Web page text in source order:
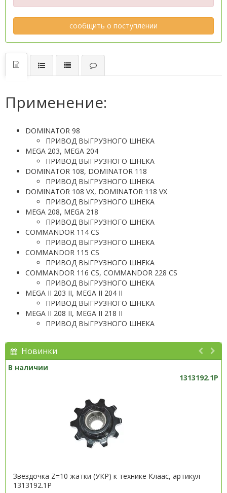
сообщить о поступлении
Применение:
DOMINATOR 98
ПРИВОД ВЫГРУЗНОГО ШНЕКА
MEGA 203, MEGA 204
ПРИВОД ВЫГРУЗНОГО ШНЕКА
DOMINATOR 108, DOMINATOR 118
ПРИВОД ВЫГРУЗНОГО ШНЕКА
DOMINATOR 108 VX, DOMINATOR 118 VX
ПРИВОД ВЫГРУЗНОГО ШНЕКА
MEGA 208, MEGA 218
ПРИВОД ВЫГРУЗНОГО ШНЕКА
COMMANDOR 114 CS
ПРИВОД ВЫГРУЗНОГО ШНЕКА
COMMANDOR 115 CS
ПРИВОД ВЫГРУЗНОГО ШНЕКА
COMMANDOR 116 CS, COMMANDOR 228 CS
ПРИВОД ВЫГРУЗНОГО ШНЕКА
MEGA II 203 II, MEGA II 204 II
ПРИВОД ВЫГРУЗНОГО ШНЕКА
MEGA II 208 II, MEGA II 218 II
ПРИВОД ВЫГРУЗНОГО ШНЕКА
Новинки
В наличии
1313192.1P
Звездочка Z=10 жатки (УКР) к технике Клаас, артикул
1313192.1P